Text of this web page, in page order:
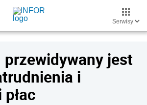
Serwisy
przewidywany jest
i